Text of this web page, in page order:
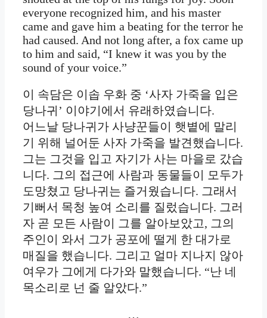
everyone recognized him, and his master
came and gave him a beating for the terror he
had caused. And not long after, a fox came up
to him and said, “I knew it was you by the
sound of your voice.”
이 속담은 이솝 우화 중 ‘사자 가죽을 입은
당나귀’ 이야기에서 유래하였습니다.
어느날 당나귀가 사냥꾼들이 햇볕에 말리
기 위해 널어둔 사자 가죽을 발견했습니다.
그는 그것을 입고 자기가 사는 마을로 갔습
니다. 그의 접근에 사람과 동물들이 모두가
도망쳤고 당나귀는 즐거웠습니다. 그래서
기뻐서 목청 높여 소리를 질렀습니다. 그러
자 곧 모든 사람이 그를 알아보았고, 그의
주인이 와서 그가 공포에 떨게 한 대가로
매질을 했습니다. 그리고 얼마 지나지 않아
여우가 그에게 다가와 말했습니다. “난 네
목소리로 넌 줄 알았다.”
…